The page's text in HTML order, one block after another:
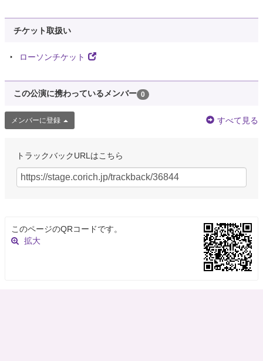
チケット取扱い
ローソンチケット
この公演に携わっているメンバー 0
メンバーに登録 すべて見る
トラックバックURLはこちら
このページのQRコードです。
拡大